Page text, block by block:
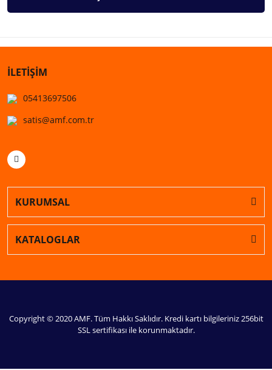
İLETİŞİM
05413697506
satis@amf.com.tr
KURUMSAL
KATALOGLAR
Copyright © 2020 AMF. Tüm Hakkı Saklıdır. Kredi kartı bilgileriniz 256bit
SSL sertifikası ile korunmaktadır.